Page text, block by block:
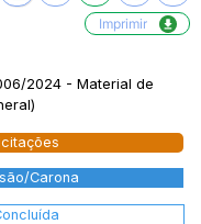
Imprimir
2024 - Material de
Carona